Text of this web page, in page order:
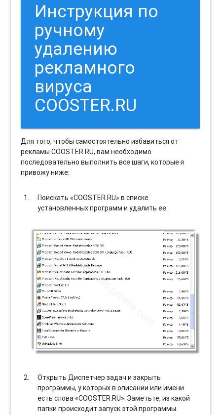
Инструкция по
ручному
удалению
рекламного
вируса
COOSTER.RU
Для того, чтобы самостоятельно избавиться от
рекламы COOSTER.RU, вам необходимо
последовательно выполнить все шаги, которые я
привожу ниже:
Поискать «COOSTER.RU» в списке
установленных программ и удалить ее.
Открыть Диспетчер задач и закрыть
программы, у которых в описании или имени
есть слова «COOSTER.RU». Заметьте, из какой
папки происходит запуск этой программы.